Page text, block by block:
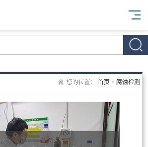
您的位置： 首页 > 腐蚀检测